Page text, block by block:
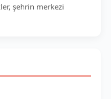
şehrin merkezi